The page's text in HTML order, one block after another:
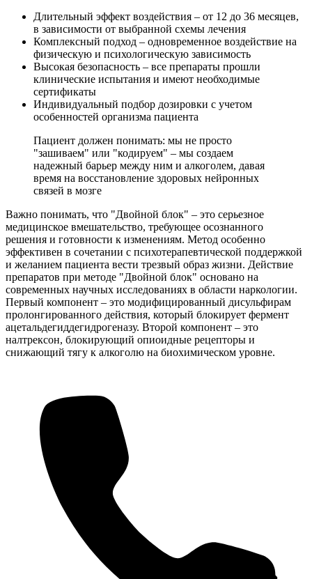
Длительный эффект воздействия – от 12 до 36 месяцев,
в зависимости от выбранной схемы лечения
Комплексный подход – одновременное воздействие на
физическую и психологическую зависимость
Высокая безопасность – все препараты прошли
клинические испытания и имеют необходимые
сертификаты
Индивидуальный подбор дозировки с учетом
особенностей организма пациента
Пациент должен понимать: мы не просто
"зашиваем" или "кодируем" – мы создаем
надежный барьер между ним и алкоголем, давая
время на восстановление здоровых нейронных
связей в мозге
Важно понимать, что "Двойной блок" – это серьезное
медицинское вмешательство, требующее осознанного
решения и готовности к изменениям. Метод особенно
эффективен в сочетании с психотерапевтической поддержкой
и желанием пациента вести трезвый образ жизни. Действие
препаратов при методе "Двойной блок" основано на
современных научных исследованиях в области наркологии.
Первый компонент – это модифицированный дисульфирам
пролонгированного действия, который блокирует фермент
ацетальдегиддегидрогеназу. Второй компонент – это
налтрексон, блокирующий опиоидные рецепторы и
снижающий тягу к алкоголю на биохимическом уровне.